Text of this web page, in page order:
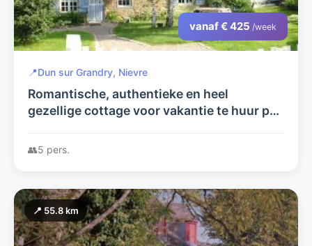
vanaf € 425 /week
📍Dun sur Grandry, Nievre
Romantische, authentieke en heel
gezellige cottage voor vakantie te huur per
Frankrijk.Grote omheinde tuin.
👥5 pers.
📍 55.8 km